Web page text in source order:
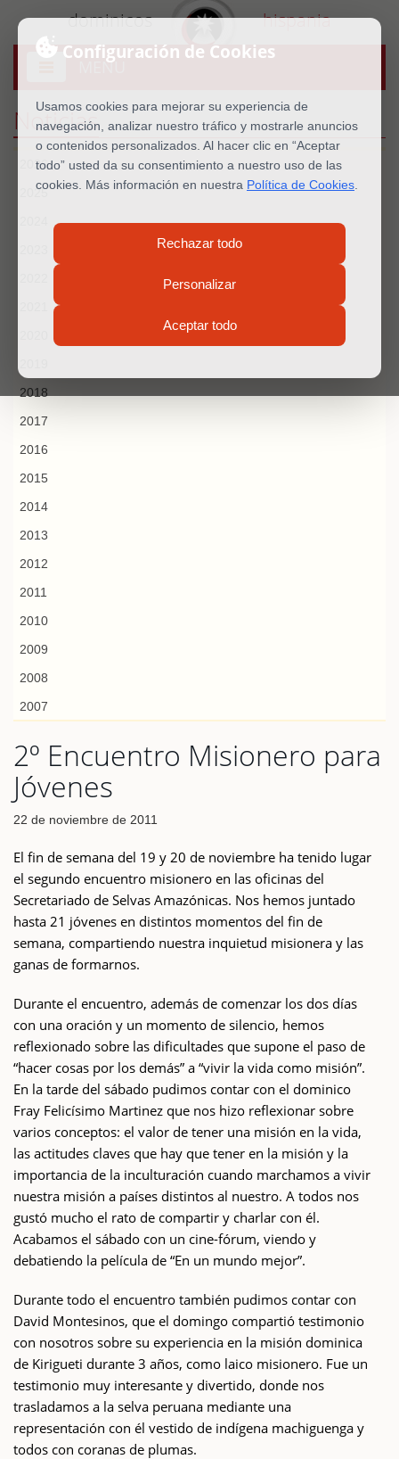
Configuración de Cookies
Usamos cookies para mejorar su experiencia de
navegación, analizar nuestro tráfico y mostrarle anuncios
o contenidos personalizados. Al hacer clic en “Aceptar
todo” usted da su consentimiento a nuestro uso de las
cookies. Más información en nuestra Política de Cookies
Rechazar todo
Personalizar
Aceptar todo
dominicos hispania
MENU
Noticias
2026
2025
2018
2017
2016
2015
2014
2013
2012
2011
2010
2009
2008
2007
2º Encuentro Misionero para
Jóvenes
22 de noviembre de 2011
El fin de semana del 19 y 20 de noviembre ha tenido lugar
el segundo encuentro misionero en las oficinas del
Secretariado de Selvas Amazónicas. Nos hemos juntado
hasta 21 jóvenes en distintos momentos del fin de
semana, compartiendo nuestra inquietud misionera y las
ganas de formarnos.
Durante el encuentro, además de comenzar los dos días
con una oración y un momento de silencio, hemos
reflexionado sobre las dificultades que supone el paso de
“hacer cosas por los demás” a “vivir la vida como misión”.
En la tarde del sábado pudimos contar con el dominico
Fray Felicísimo Martinez que nos hizo reflexionar sobre
varios conceptos: el valor de tener una misión en la vida,
las actitudes claves que hay que tener en la misión y la
importancia de la inculturación cuando marchamos a vivir
nuestra misión a países distintos al nuestro. A todos nos
gustó mucho el rato de compartir y charlar con él.
Acabamos el sábado con un cine-fórum, viendo y
debatiendo la película de “En un mundo mejor”.
Durante todo el encuentro también pudimos contar con
David Montesinos, que el domingo compartió testimonio
con nosotros sobre su experiencia en la misión dominica
de Kirigueti durante 3 años, como laico misionero. Fue un
testimonio muy interesante y divertido, donde nos
trasladamos a la selva peruana mediante una
representación con él vestido de indígena machiguenga y
todos con coranas de plumas.